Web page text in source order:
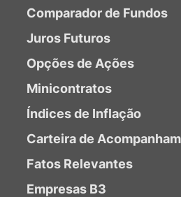
Comparador de Fundos
Juros Futuros
Opções de Ações
Minicontratos
Índices de Inflação
Carteira de
Fatos Relevantes
Empresas B3